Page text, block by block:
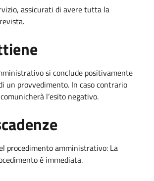
assicurati di avere tutta la
si conclude positivamente
un provvedimento. In caso contrario
l’esito negativo.
procedimento amministrativo: La
è immediata.